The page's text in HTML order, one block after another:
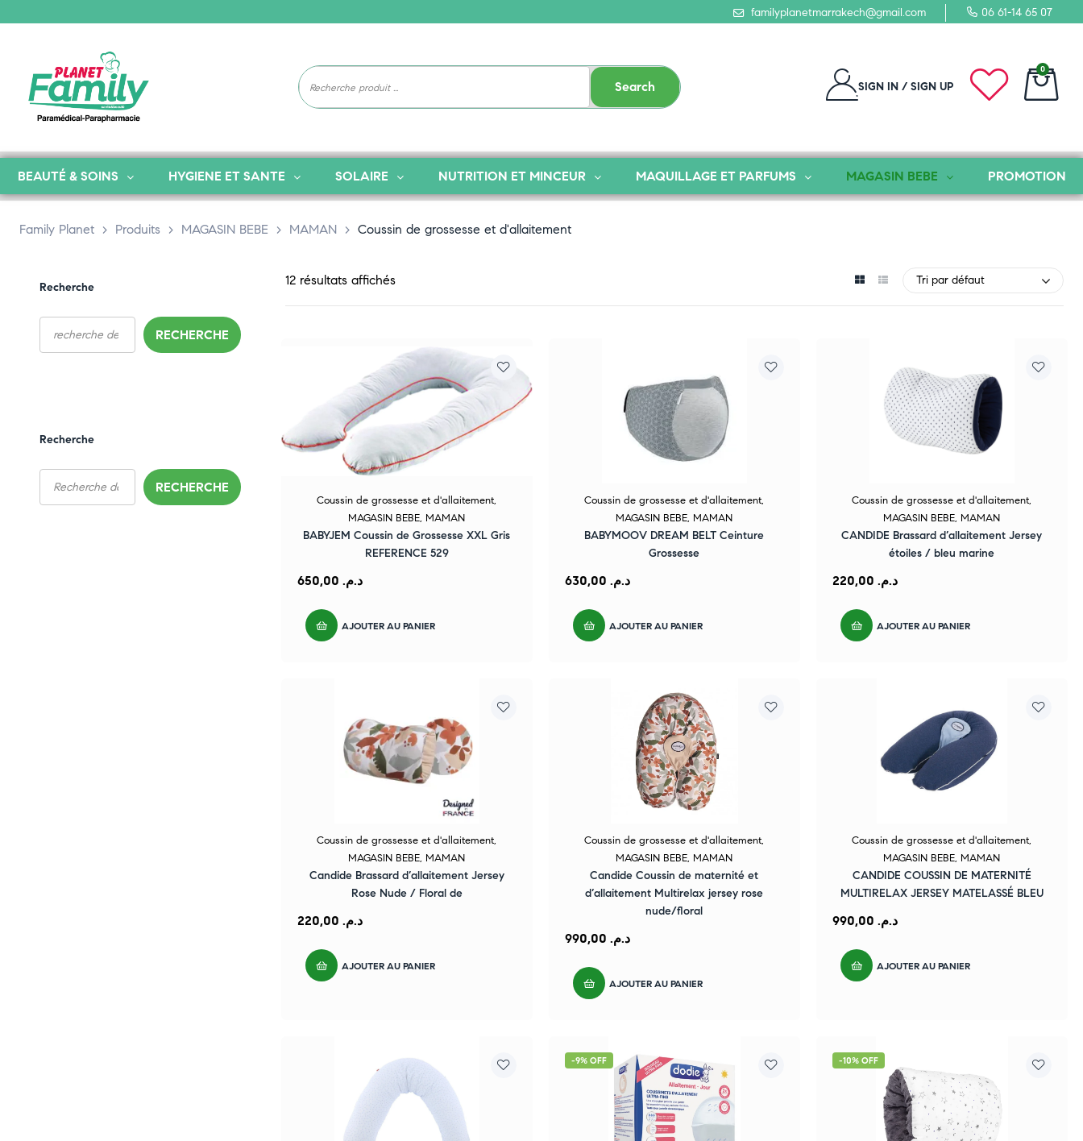
familyplanetmarrakech@gmail.com 06 61-14 65 07
Search SIGN IN / SIGN UP
0
BEAUTÉ & SOINS HYGIENE ET SANTE SOLAIRE NUTRITION ET MINCEUR MAQUILLAGE ET PARFUMS MAGASIN BEBE PROMOTION
Family Planet > Produits > MAGASIN BEBE > MAMAN > Coussin de grossesse et d'allaitement
12 résultats affichés Tri par défaut
Coussin de grossesse et d'allaitement,
MAGASIN BEBE, MAMAN
BABYJEM Coussin de Grossesse XXL Gris
REFERENCE 529
د.م.
AJOUTER AU PANIER
Coussin de grossesse et d'allaitement,
MAGASIN BEBE, MAMAN
BABYMOOV DREAM BELT Ceinture
Grossesse
د.م.
AJOUTER AU PANIER
Coussin de grossesse et d'allaitement,
MAGASIN BEBE, MAMAN
CANDIDE Brassard d’allaitement Jersey
étoiles / bleu marine
د.م.
AJOUTER AU PANIER
Coussin de grossesse et d'allaitement,
MAGASIN BEBE, MAMAN
Candide Brassard d’allaitement Jersey
Rose Nude / Floral de
د.م.
AJOUTER AU PANIER
Coussin de grossesse et d'allaitement,
MAGASIN BEBE, MAMAN
Candide Coussin de maternité et
d’allaitement Multirelax jersey rose
nude/floral
د.م.
AJOUTER AU PANIER
Coussin de grossesse et d'allaitement,
MAGASIN BEBE, MAMAN
CANDIDE COUSSIN DE MATERNITÉ
MULTIRELAX JERSEY MATELASSÉ BLEU
د.م.
AJOUTER AU PANIER
-9% OFF -10% OFF
Recherche
RECHERCHE
Recherche
RECHERCHE